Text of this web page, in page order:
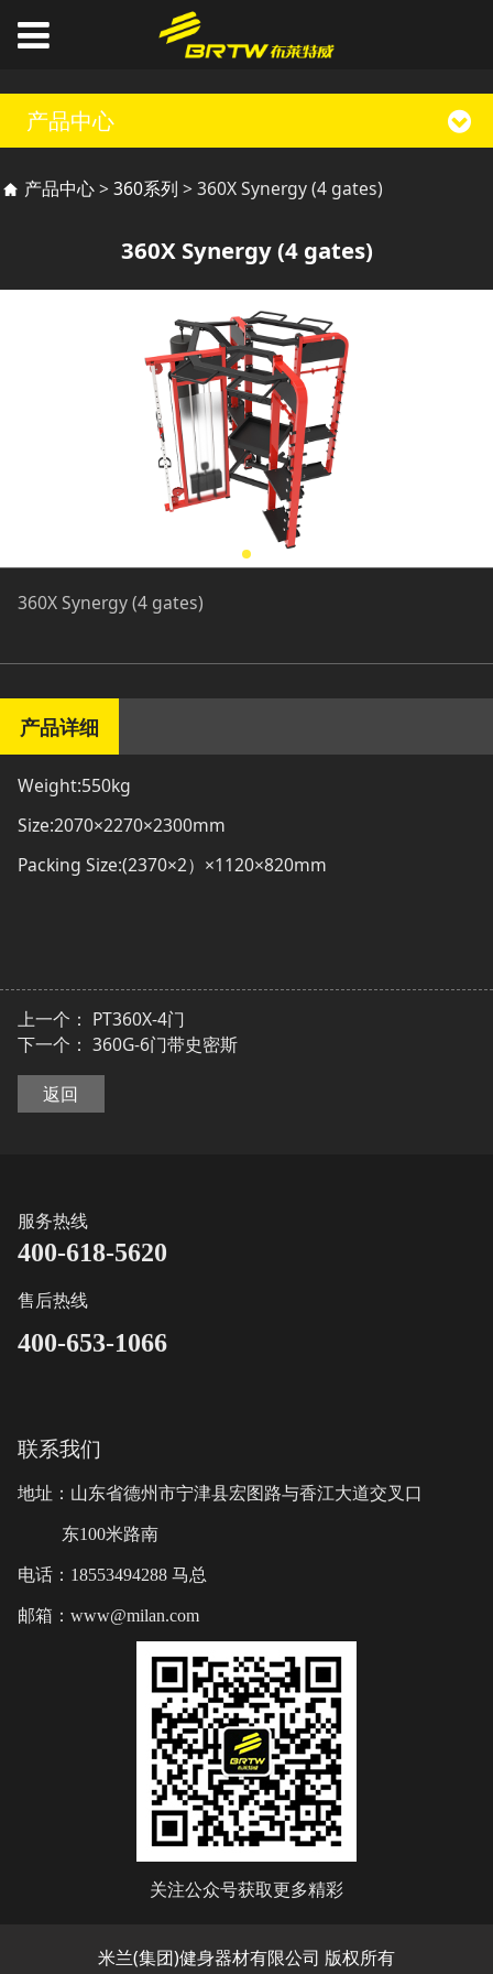
产品中心
360X Synergy (4
gates)
产品中心>360系列 >360X Synergy (4 gates)
360X Synergy (4 gates)
360X Synergy (4 gates)
产品详细
Weight:550kg
Size:2070×2270×2300mm
Packing Size:(2370×2）×1120×820mm
上一个： PT360X-4门
下一个： 360G-6门带史密斯
返回
服务热线
400-618-5620
售后热线
400-653-1066
联系我们
地址：山东省德州市宁津县宏图路与香江大道交叉口
东100米路南
电话：18553494288 马总
邮箱：www@milan.com
关注公众号获取更多精彩
米兰(集团)健身器材有限公司 版权所有